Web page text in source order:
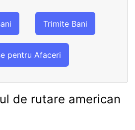
Trimite Bani
pentru Afaceri
de rutare american